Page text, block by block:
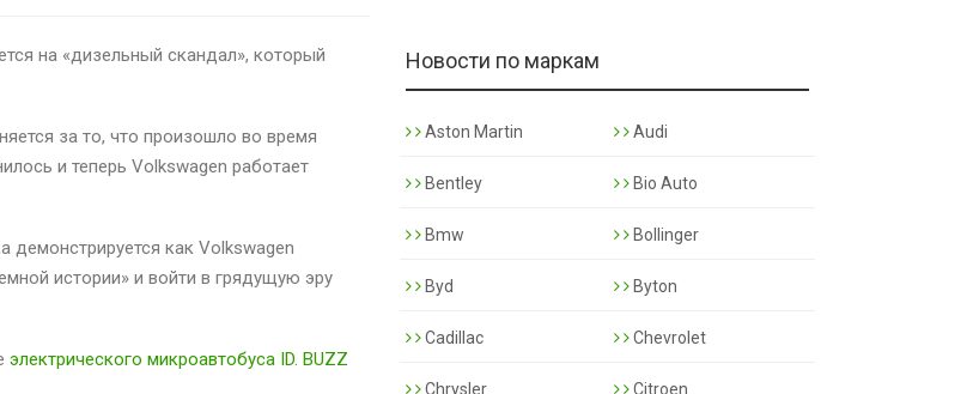
на «дизельный скандал», который
за то, что произошло во время
и теперь Volkswagen работает
демонстрируется как Volkswagen
истории» и войти в грядущую эру
электрического микроавтобуса ID. BUZZ
Новости по маркам
Aston Martin Audi
Bentley Bio Auto
Bmw Bollinger
Byd Byton
Cadillac Chevrolet
Chrysler Citroen